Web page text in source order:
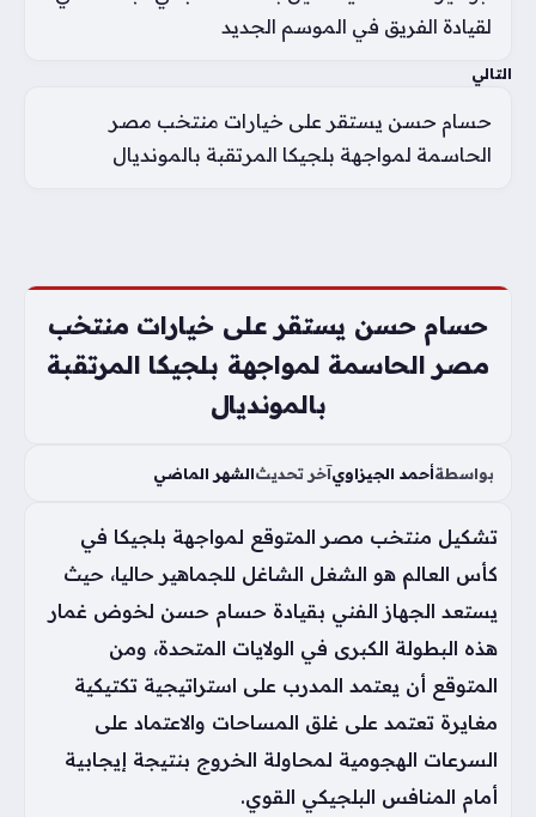
لقيادة الفريق في الموسم الجديد
التالي
حسام حسن يستقر على خيارات منتخب مصر
الحاسمة لمواجهة بلجيكا المرتقبة بالمونديال
حسام حسن يستقر على خيارات منتخب
مصر الحاسمة لمواجهة بلجيكا المرتقبة
بالمونديال
بواسطةأحمد الجيزاويآخر تحديثالشهر الماضي
تشكيل منتخب مصر المتوقع لمواجهة بلجيكا في
كأس العالم هو الشغل الشاغل للجماهير حاليا، حيث
يستعد الجهاز الفني بقيادة حسام حسن لخوض غمار
هذه البطولة الكبرى في الولايات المتحدة، ومن
المتوقع أن يعتمد المدرب على استراتيجية تكتيكية
مغايرة تعتمد على غلق المساحات والاعتماد على
السرعات الهجومية لمحاولة الخروج بنتيجة إيجابية
أمام المنافس البلجيكي القوي.